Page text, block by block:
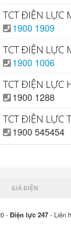
TCT ĐIỆN LỰC
1900 1909
TCT ĐIỆN LỰC
1900 1006
TCT ĐIỆN LỰC
1900 1288
TCT ĐIỆN LỰC
1900 545454
GIÁ ĐIỆN
- Điện lực 247 - Liên